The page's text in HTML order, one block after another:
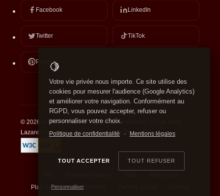
🍋
Votre vie privée nous importe. Ce site utilise des
cookies pour mesurer l'audience (Google Analytics)
et améliorer votre navigation. Conformément au
RGPD, vous pouvez accepter, refuser ou
personnaliser votre choix.
Politique de confidentialité · Mentions légales
TOUT ACCEPTER TOUT REFUSER
Personnaliser
Facebook LinkedIn
Twitter TikTok
Pinterest
© 2026 Bietrix Immobilier – Agence immobilière 12 rue Saint-
Lazare L'Isle-Adam (95290) Val-d'Oise Île-de-France
Plan du site
Partenaires